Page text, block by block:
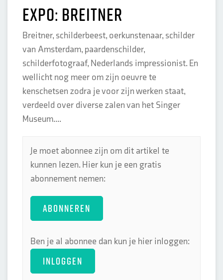
Expo: Breitner
Breitner, schilderbeest, oerkunstenaar, schilder
van Amsterdam, paardenschilder,
schilderfotograaf, Nederlands impressionist. En
wellicht nog meer om zijn oeuvre te
kenschetsen zodra je voor zijn werken staat,
verdeeld over diverse zalen van het Singer
Museum....
Je moet abonnee zijn om dit artikel te
kunnen lezen. Hier kun je een gratis
abonnement nemen:
ABONNEREN
Ben je al abonnee dan kun je hier inloggen:
INLOGGEN